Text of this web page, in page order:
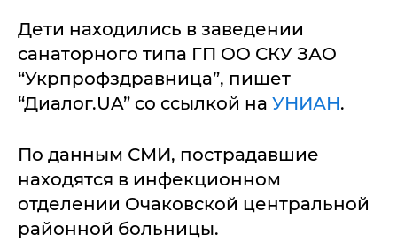
Дети находились в заведении
санаторного типа ГП ОО СКУ ЗАО
“Укрпрофздравница”, пишет
“Диалог.UA” со ссылкой на УНИАН.
По данным СМИ, пострадавшие
находятся в инфекционном
отделении Очаковской центральной
районной больницы.